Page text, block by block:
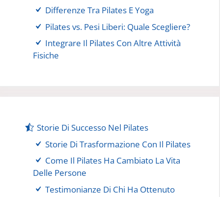
Differenze Tra Pilates E Yoga
Pilates vs. Pesi Liberi: Quale Scegliere?
Integrare Il Pilates Con Altre Attività
Fisiche
Storie Di Successo Nel Pilates
Storie Di Trasformazione Con Il Pilates
Come Il Pilates Ha Cambiato La Vita
Delle Persone
Testimonianze Di Chi Ha Ottenuto